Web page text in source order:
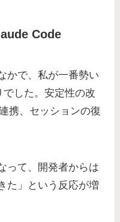
Code
かで、私が一番勢い
でした。安定性の改
携、セッションの復
って、開発者からは
た」という反応が増